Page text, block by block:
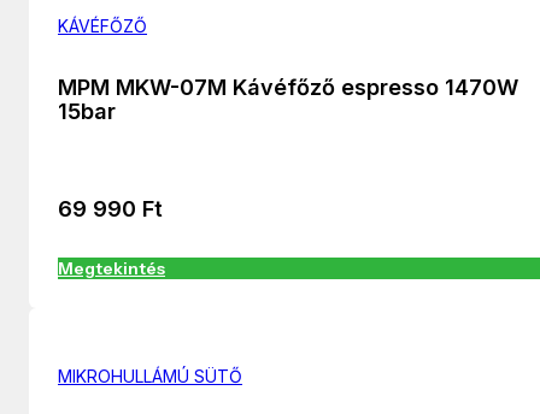
KÁVÉFŐZŐ
MPM MKW-07M Kávéfőző espresso 1470W
15bar
69 990 Ft
Megtekintés
MIKROHULLÁMÚ SÜTŐ